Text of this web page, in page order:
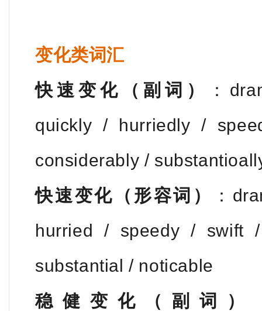
变化类词汇
快速变化（副词）
：
quickly / hurriedly /
considerably /
快速变化（形容词）
：
hurried / speedy / swift
substantial / noticable
稳健变化（副词）